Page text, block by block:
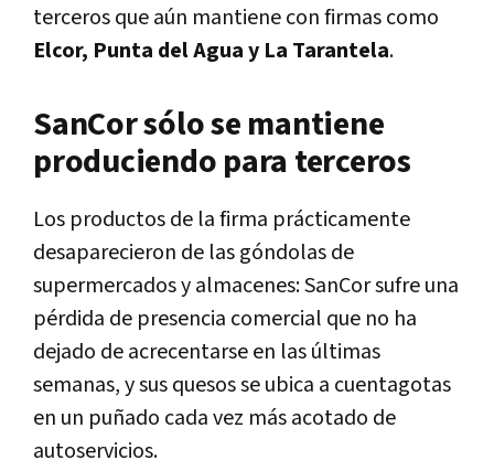
terceros que aún mantiene con firmas como
Elcor, Punta del Agua y La Tarantela.
SanCor sólo se mantiene
produciendo para terceros
Los productos de la firma prácticamente
desaparecieron de las góndolas de
supermercados y almacenes: SanCor sufre una
pérdida de presencia comercial que no ha
dejado de acrecentarse en las últimas
semanas, y sus quesos se ubica a cuentagotas
en un puñado cada vez más acotado de
autoservicios.